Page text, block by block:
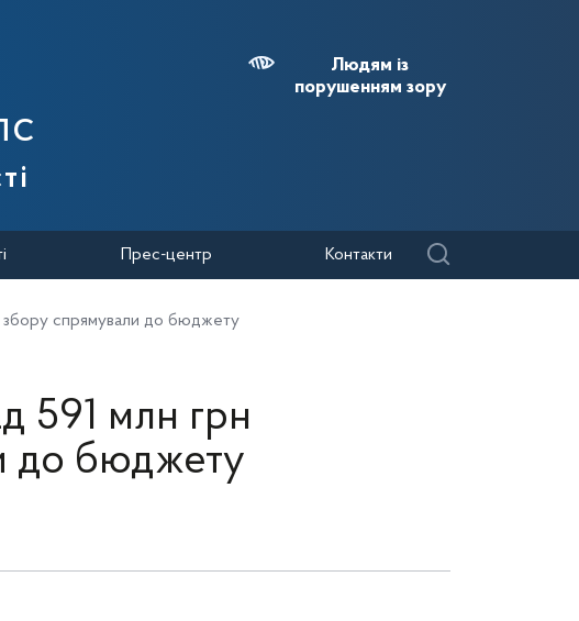
Людям із
порушенням зору
Прес-центр Контакти
збору спрямували до бюджету
591 млн грн
до бюджету